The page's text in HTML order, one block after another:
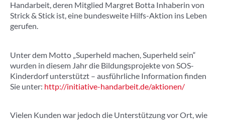
Handarbeit, deren Mitglied Margret Botta Inhaberin von
Strick & Stick ist, eine bundesweite Hilfs-Aktion ins Leben
gerufen.
Unter dem Motto „Superheld machen, Superheld sein“
wurden in diesem Jahr die Bildungsprojekte von SOS-
Kinderdorf unterstützt – ausführliche Information finden
Sie unter: http://initiative-handarbeit.de/aktionen/
Vielen Kunden war jedoch die Unterstützung vor Ort, wie